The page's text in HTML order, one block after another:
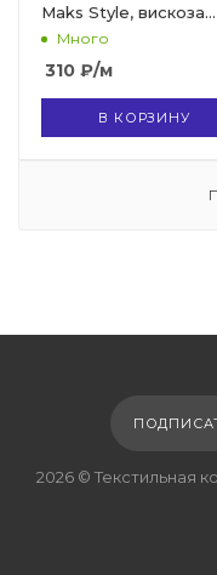
Maks Style, вискоза
100%, арт. MS- 2208
Много
310 ₽/м
В КОРЗИНУ
2026 © Текстильная